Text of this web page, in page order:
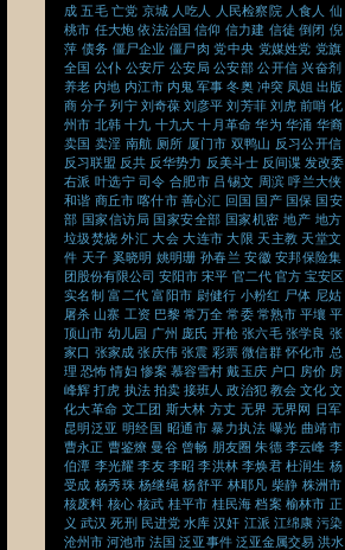
成 五毛 亡党 京城 人吃人 人民检察院 人食人 仙
桃市 任大炮 依法治国 信仰 信力建 信徒 倒闭 倪
萍 债务 僵尸企业 僵尸肉 党中央 党媒姓党 党旗
全国 公仆 公安厅 公安局 公安部 公开信 兴奋剂
养老 内地 内江市 内鬼 军事 冬奥 冲突 凤姐 出版
商 分子 列宁 刘奇葆 刘彦平 刘芳菲 刘虎 前哨 化
州市 北韩 十九 十九大 十月革命 华为 华涌 华裔
卖国 卖淫 南航 厕所 厦门市 双鸭山 反习公开信
反习联盟 反共 反华势力 反美斗士 反间谍 发改委
右派 叶选宁 司令 合肥市 吕锡文 周滨 呼兰大侠
和谐 商丘市 喀什市 善心汇 回国 国产 国保 国安
部 国家信访局 国家安全部 国家机密 地产 地方
垃圾焚烧 外汇 大会 大连市 大限 天主教 天堂文
件 天子 奚晓明 姚明珊 孙春兰 安徽 安邦保险集
团股份有限公司 安阳市 宋平 官二代 官方 宝安区
实名制 富二代 富阳市 尉健行 小粉红 尸体 尼姑
屠杀 山寨 工资 巴黎 常万全 常委 常熟市 平壤 平
顶山市 幼儿园 广州 庞氏 开枪 张六毛 张学良 张
家口 张家成 张庆伟 张震 彩票 微信群 怀化市 总
理 恐怖 情妇 惨案 慕容雪村 戴玉庆 户口 房价 房
峰辉 打虎 执法 拍卖 接班人 政治犯 教会 文化 文
化大革命 文工团 斯大林 方丈 无界 无界网 日军
昆明泛亚 明经国 昭通市 暴力执法 曝光 曲靖市
曹永正 曹鉴燎 曼谷 曾畅 朋友圈 朱德 李云峰 李
伯潭 李光耀 李友 李昭 李洪林 李焕君 杜润生 杨
受成 杨秀珠 杨继绳 杨舒平 林耶凡 柴静 株洲市
核废料 核心 核武 桂平市 桂民海 档案 榆林市 正
义 武汉 死刑 民进党 水库 汉奸 江派 江绵康 污染
沧州市 河池市 法国 泛亚事件 泛亚金属交易 洪水